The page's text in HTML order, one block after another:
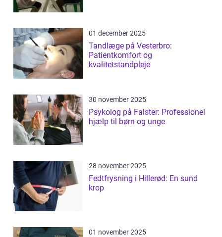
01 december 2025
Tandlæge på Vesterbro:
Patientkomfort og
kvalitetstandpleje
30 november 2025
Psykolog på Falster: Professionel
hjælp til børn og unge
28 november 2025
Fedtfrysning i Hillerød: En sund
krop
01 november 2025